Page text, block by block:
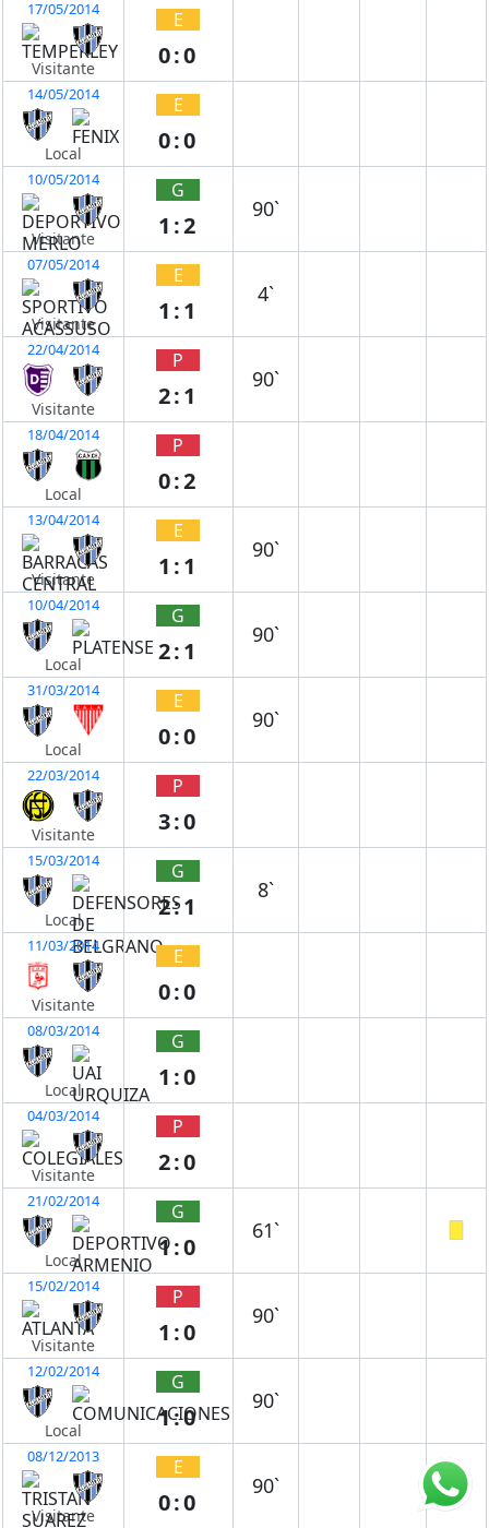
17/05/2014
Visitante
E
0:0
14/05/2014
Local
E
0:0
10/05/2014
Visitante
G
1:2
90`
07/05/2014
Visitante
E
1:1
4`
22/04/2014
Visitante
P
2:1
90`
18/04/2014
Local
P
0:2
13/04/2014
Visitante
E
1:1
90`
10/04/2014
Local
G
2:1
90`
31/03/2014
Local
E
0:0
90`
22/03/2014
Visitante
P
3:0
15/03/2014
Local
G
2:1
8`
11/03/2014
Visitante
E
0:0
08/03/2014
Local
G
1:0
04/03/2014
Visitante
P
2:0
21/02/2014
Local
G
1:0
61`
15/02/2014
Visitante
P
1:0
90`
12/02/2014
Local
G
1:0
90`
08/12/2013
Visitante
E
0:0
90`